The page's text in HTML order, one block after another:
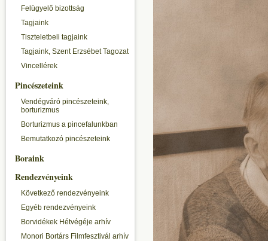
Felügyelő bizottság
Tagjaink
Tiszteletbeli tagjaink
Tagjaink, Szent Erzsébet Tagozat
Vincellérek
Pincészeteink
Vendégváró pincészeteink,
borturizmus
Borturizmus a pincefalunkban
Bemutatkozó pincészeteink
Boraink
Rendezvényeink
Következő rendezvényeink
Egyéb rendezvényeink
Borvidékek Hétvégéje arhív
Monori Bortárs Filmfesztivál arhív